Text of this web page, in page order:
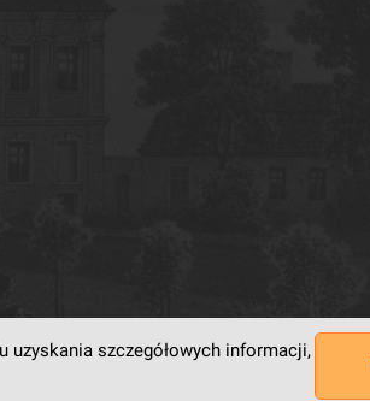
szczegółowych informacji,